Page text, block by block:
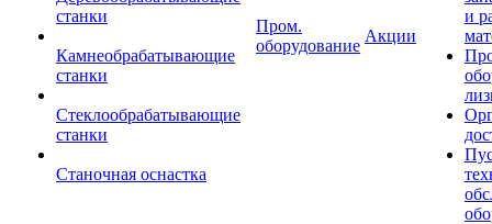
станки
Камнеобрабатывающие
станки
Стеклообрабатывающие
станки
Станочная оснастка
Пром.
оборудование
Акции
и